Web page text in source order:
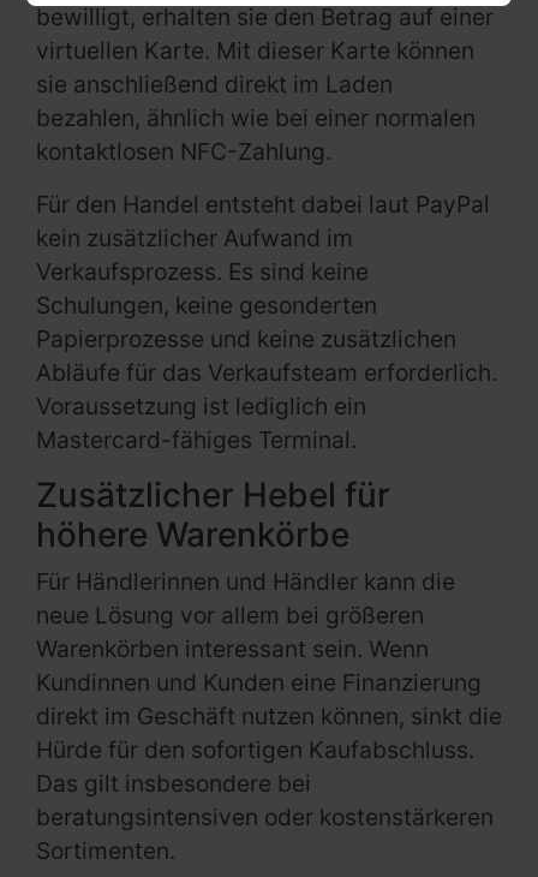
bewilligt, erhalten sie den Betrag auf einer
virtuellen Karte. Mit dieser Karte können
sie anschließend direkt im Laden
bezahlen, ähnlich wie bei einer normalen
kontaktlosen NFC-Zahlung.
Für den Handel entsteht dabei laut PayPal
kein zusätzlicher Aufwand im
Verkaufsprozess. Es sind keine
Schulungen, keine gesonderten
Papierprozesse und keine zusätzlichen
Abläufe für das Verkaufsteam erforderlich.
Voraussetzung ist lediglich ein
Mastercard-fähiges Terminal.
Zusätzlicher Hebel für
höhere Warenkörbe
Für Händlerinnen und Händler kann die
neue Lösung vor allem bei größeren
Warenkörben interessant sein. Wenn
Kundinnen und Kunden eine Finanzierung
direkt im Geschäft nutzen können, sinkt die
Hürde für den sofortigen Kaufabschluss.
Das gilt insbesondere bei
beratungsintensiven oder kostenstärkeren
Sortimenten.